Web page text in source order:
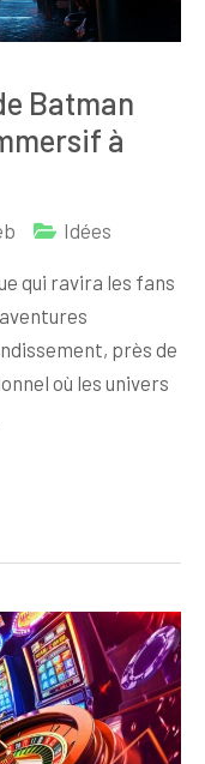
Batman
à
Idées
qui ravira les fans
près de
où les univers